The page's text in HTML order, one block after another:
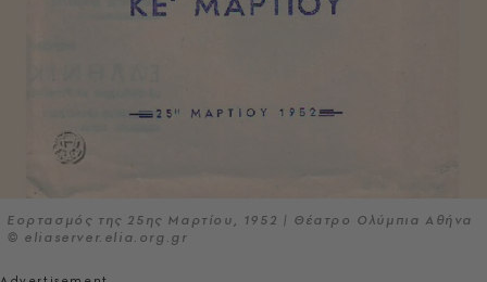
Εορτασμός της 25ης Μαρτίου, 1952 | Θέατρο Ολύμπια Αθήνα
© eliaserver.elia.org.gr